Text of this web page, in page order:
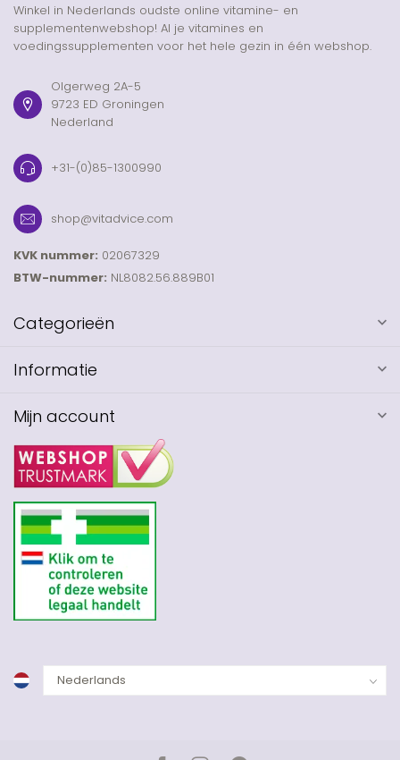
Winkel in Nederlands oudste online vitamine- en
supplementenwebshop! Al je vitamines en
voedingssupplementen voor het hele gezin in één webshop.
Olgerweg 2A-5
9723 ED Groningen
Nederland
+31-(0)85-1300990
shop@vitadvice.com
KVK nummer: 02067329
BTW-nummer: NL8082.56.889B01
Categorieën
Informatie
Mijn account